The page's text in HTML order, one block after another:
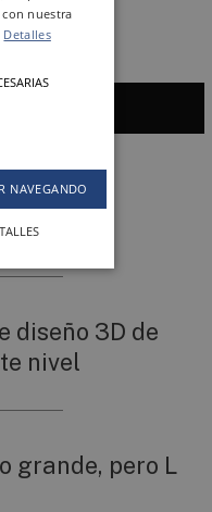
su RSC
diseño 3D de
nivel
grande, pero L
nuestra
Detalles
NAVEGANDO